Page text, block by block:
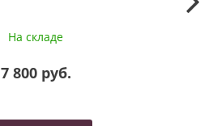
На складе
7 800 руб.